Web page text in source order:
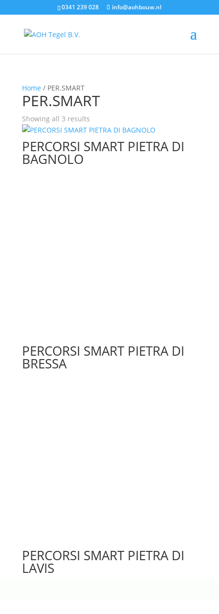
0341 239 028 info@aohbouw.nl
Home / PER.SMART
PER.SMART
Showing all 3 results
PERCORSI SMART PIETRA DI
BAGNOLO
PERCORSI SMART PIETRA DI
BRESSA
PERCORSI SMART PIETRA DI
LAVIS